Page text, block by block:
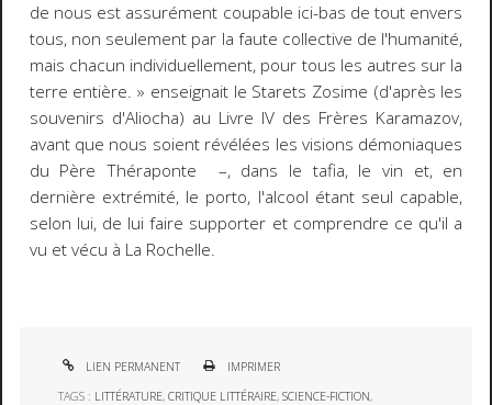
de nous est assurément coupable ici-bas de tout envers
tous, non seulement par la faute collective de l'humanité,
mais chacun individuellement, pour tous les autres sur la
terre entière. » enseignait le Starets Zosime (d'après les
souvenirs d'Aliocha) au Livre IV des Frères Karamazov,
avant que nous soient révélées les visions démoniaques
du Père Théraponte –, dans le tafia, le vin et, en
dernière extrémité, le porto, l'alcool étant seul capable,
selon lui, de lui faire supporter et comprendre ce qu'il a
vu et vécu à La Rochelle.
LIEN PERMANENT
IMPRIMER
TAGS : LITTÉRATURE,CRITIQUE LITTÉRAIRE,SCIENCE-FICTION,